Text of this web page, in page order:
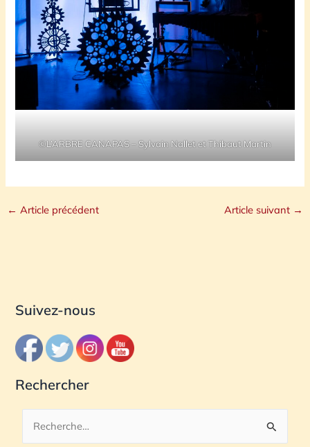
©L’ARBRE CANAPAS – Sylvain Nallet et Thibaut Martin
← Article précédent Article suivant →
Suivez-nous
Rechercher